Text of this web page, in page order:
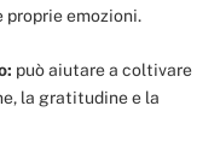
proprie emozioni.
può aiutare a coltivare
la gratitudine e la